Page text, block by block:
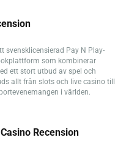
svensklicensierad Pay N Play-
som kombinerar
ett stort utbud av spel och
allt från slots och live casino till
i världen.
Recension